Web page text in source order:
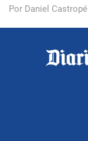
Por Daniel Castropé